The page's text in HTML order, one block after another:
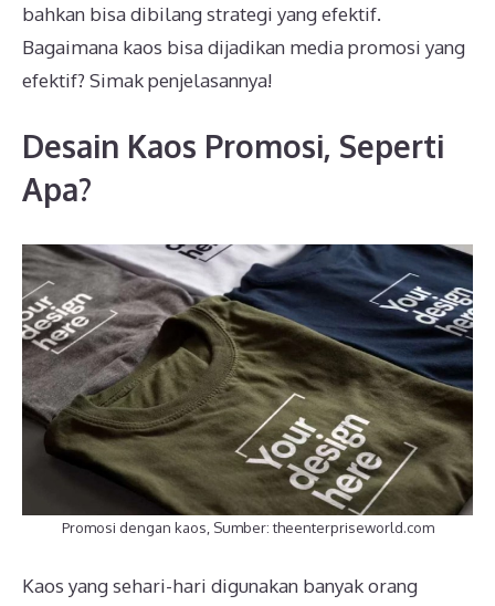
bahkan bisa dibilang strategi yang efektif.
Bagaimana kaos bisa dijadikan media promosi yang
efektif? Simak penjelasannya!
Desain Kaos Promosi, Seperti
Apa?
Promosi dengan kaos, Sumber: theenterpriseworld.com
Kaos yang sehari-hari digunakan banyak orang